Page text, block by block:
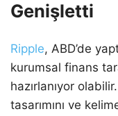
Genişletti
Ripple, ABD’de
kurumsal finans
hazırlanıyor
tasarımını ve